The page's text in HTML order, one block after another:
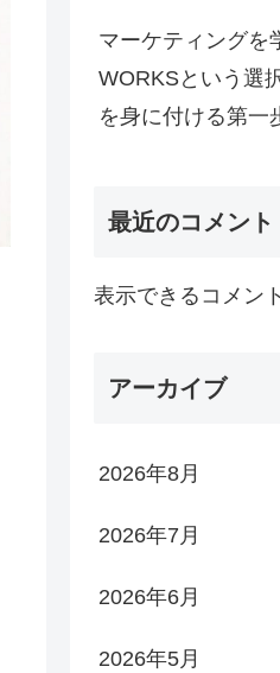
マーケティングを
WORKSという選
を身に付ける第一
最近のコメント
表示できるコメン
アーカイブ
2026年8月
2026年7月
2026年6月
2026年5月